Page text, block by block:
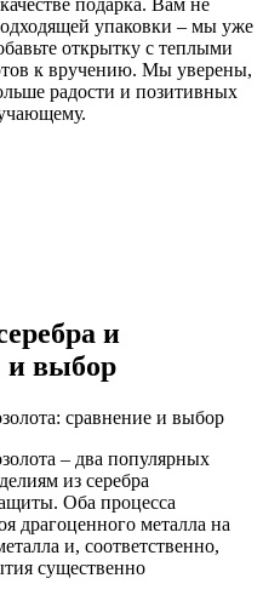
упаковки – мы уже
открытку с теплыми
к вручению. Мы уверены,
радости и позитивных
и
и выбор
сравнение и выбор
– два популярных
из серебра
Оба процесса
драгоценного металла на
и, соответственно,
существенно